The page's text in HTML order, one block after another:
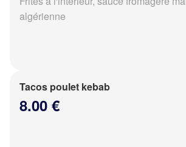
algérienne
Tacos poulet kebab
8.00 €